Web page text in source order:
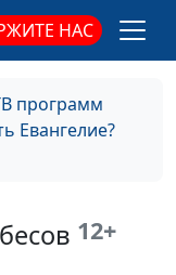
НАС
программ
Евангелие?
12+
Николай
#111
Николай